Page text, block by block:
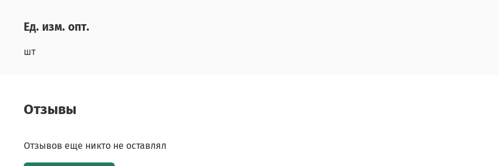
Ед. изм. опт.
шт
Отзывы
Отзывов еще никто не оставлял